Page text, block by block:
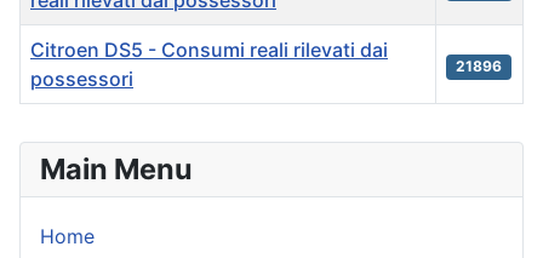
Main Menu
Home
Citroen DS5 - Consumi reali rilevati dai
possessori
21896